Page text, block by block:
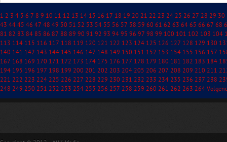
1 2 3 4 5 6 7 8 9 10 11 12 13 14 15 16 17 18 19 20 21 22 23 24 25 26 27 28 29 30
43 44 45 46 47 48 49 50 51 52 53 54 55 56 57 58 59 60 61 62 63 64 65 66 67 68
81 82 83 84 85 86 87 88 89 90 91 92 93 94 95 96 97 98 99 100 101 102 103 104
113 114 115 116 117 118 119 120 121 122 123 124 125 126 127 128 129 130
140 141 142 143 144 145 146 147 148 149 150 151 152 153 154 155 156 157
167 168 169 170 171 172 173 174 175 176 177 178 179 180 181 182 183 184
194 195 196 197 198 199 200 201 202 203 204 205 206 207 208 209 210 211
221 222 223 224 225 226 227 228 229 230 231 232 233 234 235 236 237 238
248 249 250 251 252 253 254 255 256 257 258 259 260 261 262 263 264